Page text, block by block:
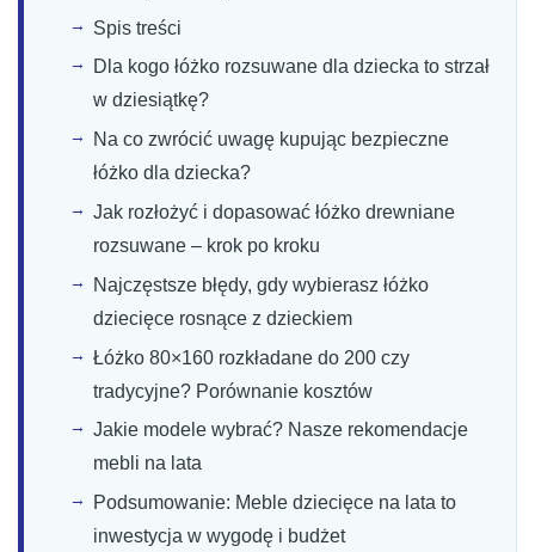
Spis treści
Dla kogo łóżko rozsuwane dla dziecka to strzał
w dziesiątkę?
Na co zwrócić uwagę kupując bezpieczne
łóżko dla dziecka?
Jak rozłożyć i dopasować łóżko drewniane
rozsuwane – krok po kroku
Najczęstsze błędy, gdy wybierasz łóżko
dziecięce rosnące z dzieckiem
Łóżko 80×160 rozkładane do 200 czy
tradycyjne? Porównanie kosztów
Jakie modele wybrać? Nasze rekomendacje
mebli na lata
Podsumowanie: Meble dziecięce na lata to
inwestycja w wygodę i budżet